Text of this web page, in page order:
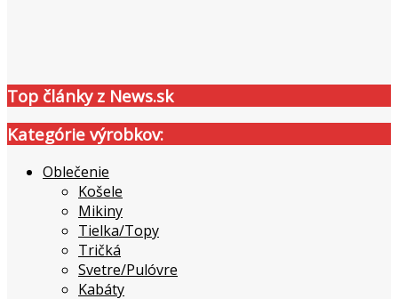
Top články z News.sk
Kategórie výrobkov:
Oblečenie
Košele
Mikiny
Tielka/Topy
Tričká
Svetre/Pulóvre
Kabáty